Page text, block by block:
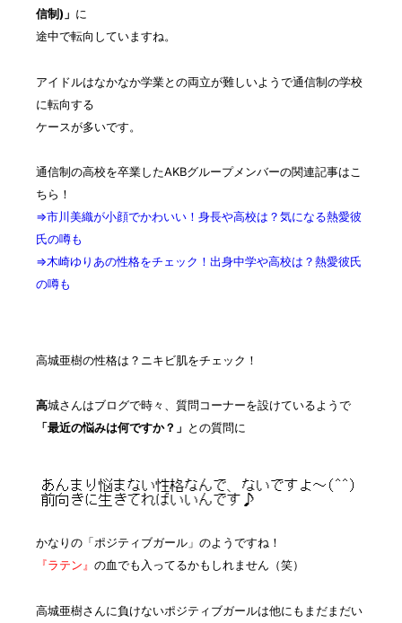
信制)」 に
途中で転向していますね。
アイドルはなかなか学業との両立が難しいようで通信制の学校
に転向する
ケースが多いです。
通信制の高校を卒業したAKBグループメンバーの関連記事はこ
ちら！
⇒市川美織が小顔でかわいい！身長や高校は？気になる熱愛彼
氏の噂も
⇒木崎ゆりあの性格をチェック！出身中学や高校は？熱愛彼氏
の噂も
高城亜樹の性格は？ニキビ肌をチェック！
高城さんはブログで時々、質問コーナーを設けているようで
「最近の悩みは何ですか？」 との質問に
かなりの「ポジティブガール」のようですね！
『ラテン』 の血でも入ってるかもしれません（笑）
高城亜樹さんに負けないポジティブガールは他にもまだまだい